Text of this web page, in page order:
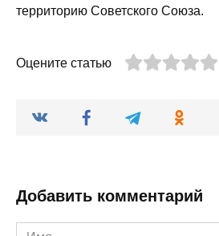
территорию Советского Союза.
Оцените статью
Добавить комментарий
Имя